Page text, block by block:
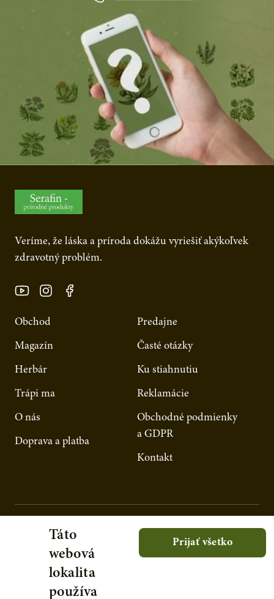
Veríme, že láska a príroda dokážu vyriešiť akýkoľvek
zdravotný problém.
Obchod
Magazín
Herbár
Trápi ma
O nás
Doprava a platba
Predajne
Časté otázky
Ku stiahnutiu
Reklamácie
Obchodné podmienky
a GDPR
Kontakt
Táto
webová
lokalita
používa
Prijať všetko